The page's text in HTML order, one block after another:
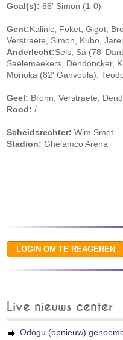
Goal(s): 66' Simon (1-0)
Gent:Kalinic, Foket, Gigot,
Verstraete, Simon, Kubo,
Anderlecht:Sels, Sá (78'
Saelemaekers, Dendoncker,
Morioka (82' Ganvoula),
Geel: Bronn, Verstraete,
Rood: /
Scheidsrechter: Wim Smet
Stadion: Ghelamco Arena
Live nieuws center
Odogu (opnieuw)